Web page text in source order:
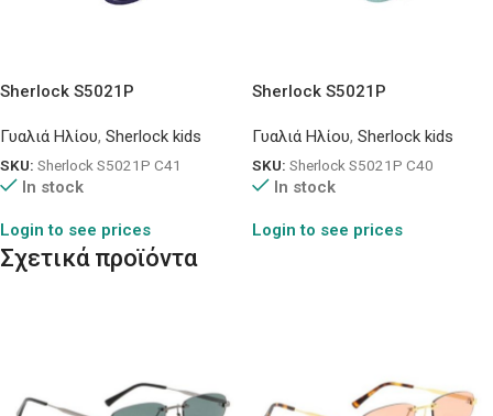
Sherlock S5021P
Γυαλιά Ηλίου, Sherlock kids
SKU: Sherlock S5021P C41
In stock
Login to see prices
Sherlock S5021P
Γυαλιά Ηλίου, Sherlock kids
SKU: Sherlock S5021P C40
In stock
Login to see prices
Σχετικά προϊόντα